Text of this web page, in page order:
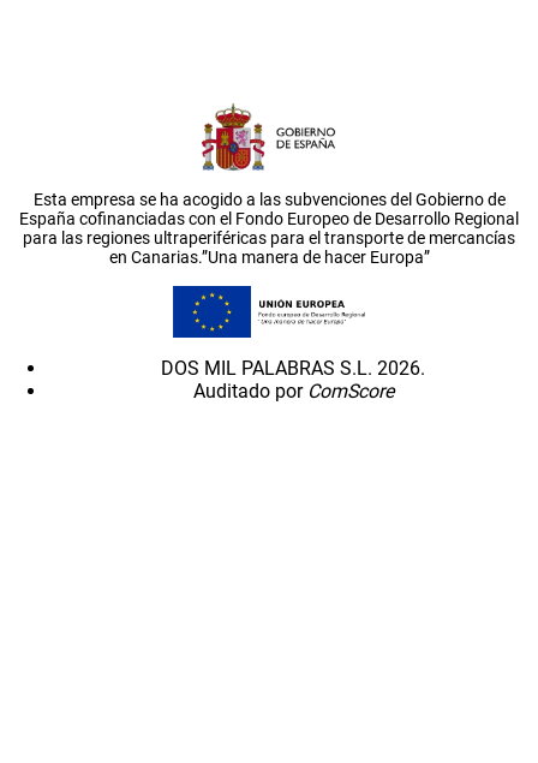
Esta empresa se ha acogido a las subvenciones del Gobierno de
España cofinanciadas con el Fondo Europeo de Desarrollo Regional
para las regiones ultraperiféricas para el transporte de mercancías
en Canarias.”Una manera de hacer Europa”
DOS MIL PALABRAS S.L. 2026.
Auditado por ComScore